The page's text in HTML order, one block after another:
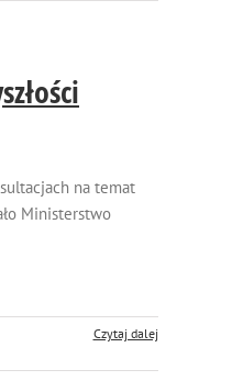
na temat
Ministerstwo
Czytaj dalej